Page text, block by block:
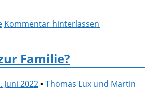
Kommentar hinterlassen
Familie?
Juni 2022▪ Thomas Lux und Martin